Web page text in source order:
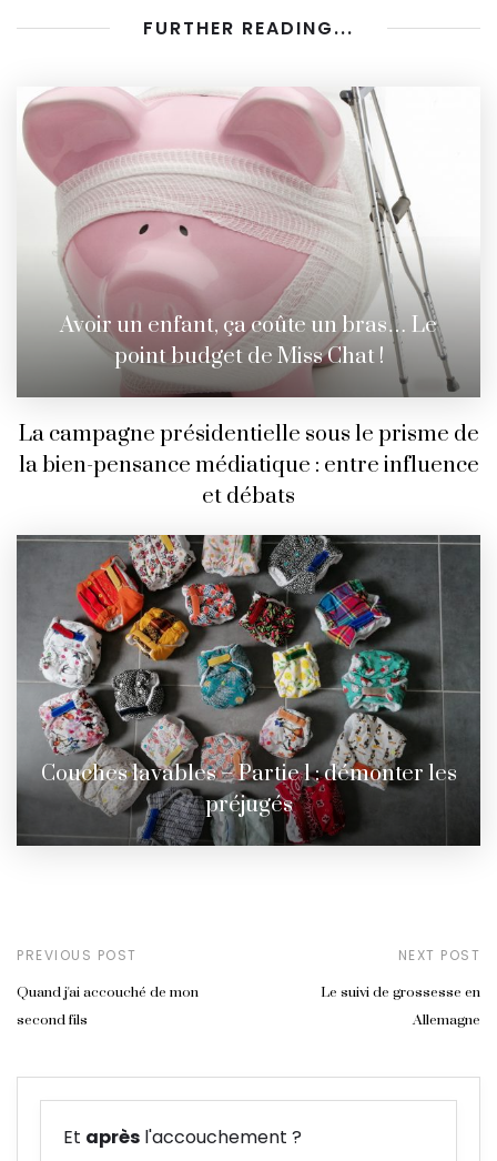
FURTHER READING...
Avoir un enfant, ça coûte un bras… Le
point budget de Miss Chat !
La campagne présidentielle sous le prisme de
la bien-pensance médiatique : entre influence
et débats
Couches lavables – Partie 1 : démonter les
préjugés
PREVIOUS POST
Quand j'ai accouché de mon
second fils
NEXT POST
Le suivi de grossesse en
Allemagne
Et après l'accouchement ?